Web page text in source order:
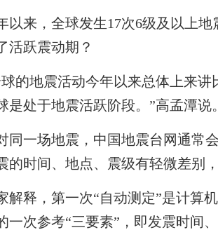
来，全球发生17次6级及以上地
活跃震动期？
地震活动今年以来总体上来讲
是处于地震活跃阶段。”高孟潭说。
一场地震，中国地震台网通常会
的时间、地点、震级有轻微差别
释，第一次“自动测定”是计算机
一次参考“三要素”，即发震时间